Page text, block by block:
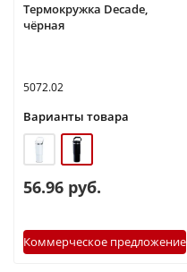
Термокружка Decade,
чёрная
5072.02
Варианты товара
56.96 руб.
Коммерческое предложение